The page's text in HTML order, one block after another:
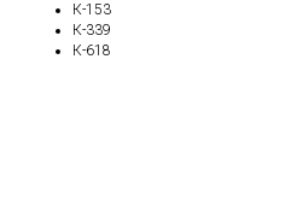
К-153
К-339
К-618